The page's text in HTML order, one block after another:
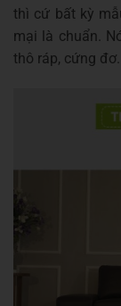
thì cứ bất kỳ
mại là chuẩn.
thô ráp, cứng đơ.